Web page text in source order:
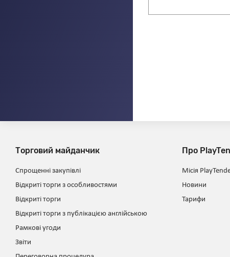
Про
Місія
Новини
Тарифи
Торговий майданчик
Спрощенні закупівлі
Відкриті торги з особливостями
Відкриті торги
Відкриті торги з публікацією англійською
Рамкові угоди
Звіти